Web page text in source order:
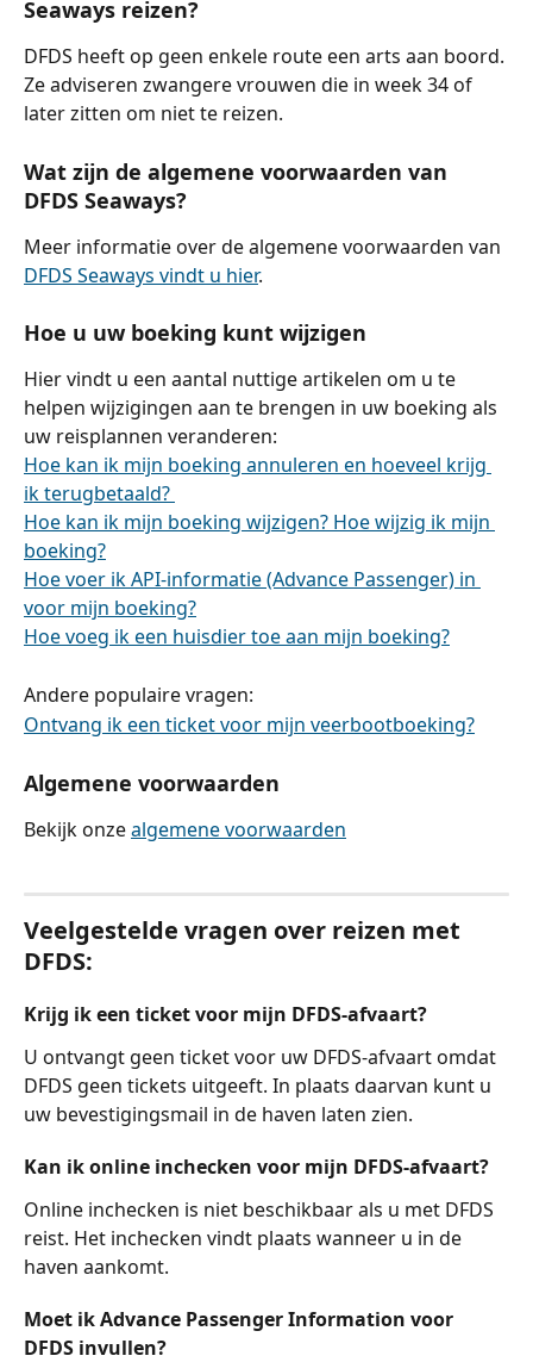
Seaways reizen?
DFDS heeft op geen enkele route een arts aan boord.
Ze adviseren zwangere vrouwen die in week 34 of
later zitten om niet te reizen.
Wat zijn de algemene voorwaarden van
DFDS Seaways?
Meer informatie over de algemene voorwaarden van
DFDS Seaways vindt u hier.
Hoe u uw boeking kunt wijzigen
Hier vindt u een aantal nuttige artikelen om u te
helpen wijzigingen aan te brengen in uw boeking als
uw reisplannen veranderen:
Hoe kan ik mijn boeking annuleren en hoeveel krijg
ik terugbetaald?
Hoe kan ik mijn boeking wijzigen? Hoe wijzig ik mijn
boeking?
Hoe voer ik API-informatie (Advance Passenger) in
voor mijn boeking?
Hoe voeg ik een huisdier toe aan mijn boeking?
Andere populaire vragen:
Ontvang ik een ticket voor mijn veerbootboeking?
Algemene voorwaarden
Bekijk onze algemene voorwaarden
Veelgestelde vragen over reizen met
DFDS:
Krijg ik een ticket voor mijn DFDS-afvaart?
U ontvangt geen ticket voor uw DFDS-afvaart omdat
DFDS geen tickets uitgeeft. In plaats daarvan kunt u
uw bevestigingsmail in de haven laten zien.
Kan ik online inchecken voor mijn DFDS-afvaart?
Online inchecken is niet beschikbaar als u met DFDS
reist. Het inchecken vindt plaats wanneer u in de
haven aankomt.
Moet ik Advance Passenger Information voor
DFDS invullen?